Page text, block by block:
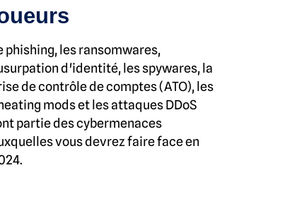
phishing, les ransomwares,
d'identité, les spywares, la
de contrôle de comptes (ATO), les
mods et les attaques DDoS
partie des cybermenaces
vous devrez faire face en